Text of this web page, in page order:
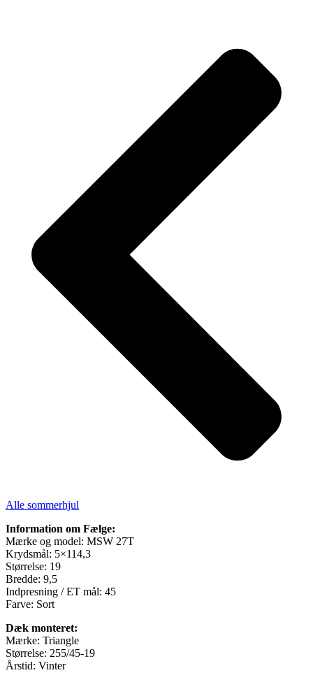
Alle sommerhjul
Information om Fælge:
Mærke og model: MSW 27T
Krydsmål: 5×114,3
Størrelse: 19
Bredde: 9,5
Indpresning / ET mål: 45
Farve: Sort
Dæk monteret:
Mærke: Triangle
Størrelse: 255/45-19
Årstid: Vinter